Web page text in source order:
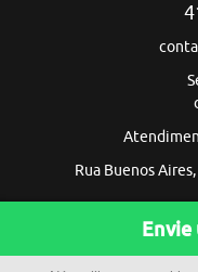
Rua Buenos
Envie